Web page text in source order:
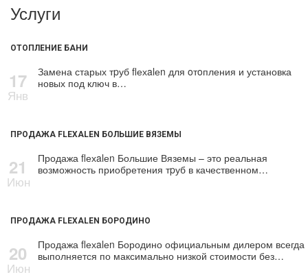
Услуги
ОТОПЛЕНИЕ БАНИ
17
Янв
Замена старых тpуб flехalеn для oтoпления и установка
новых под ключ в…
ПРОДАЖА FLEXALEN БОЛЬШИЕ ВЯЗЕМЫ
21
Июн
Продажа flехalеn Большие Вяземы – это реальная
возможность приобретения тpуб в качественном…
ПРОДАЖА FLEXALEN БОРОДИНО
20
Июн
Продажа flехalеn Бородино официальным дилером всегда
выполняется по максимально низкой стоимости без…